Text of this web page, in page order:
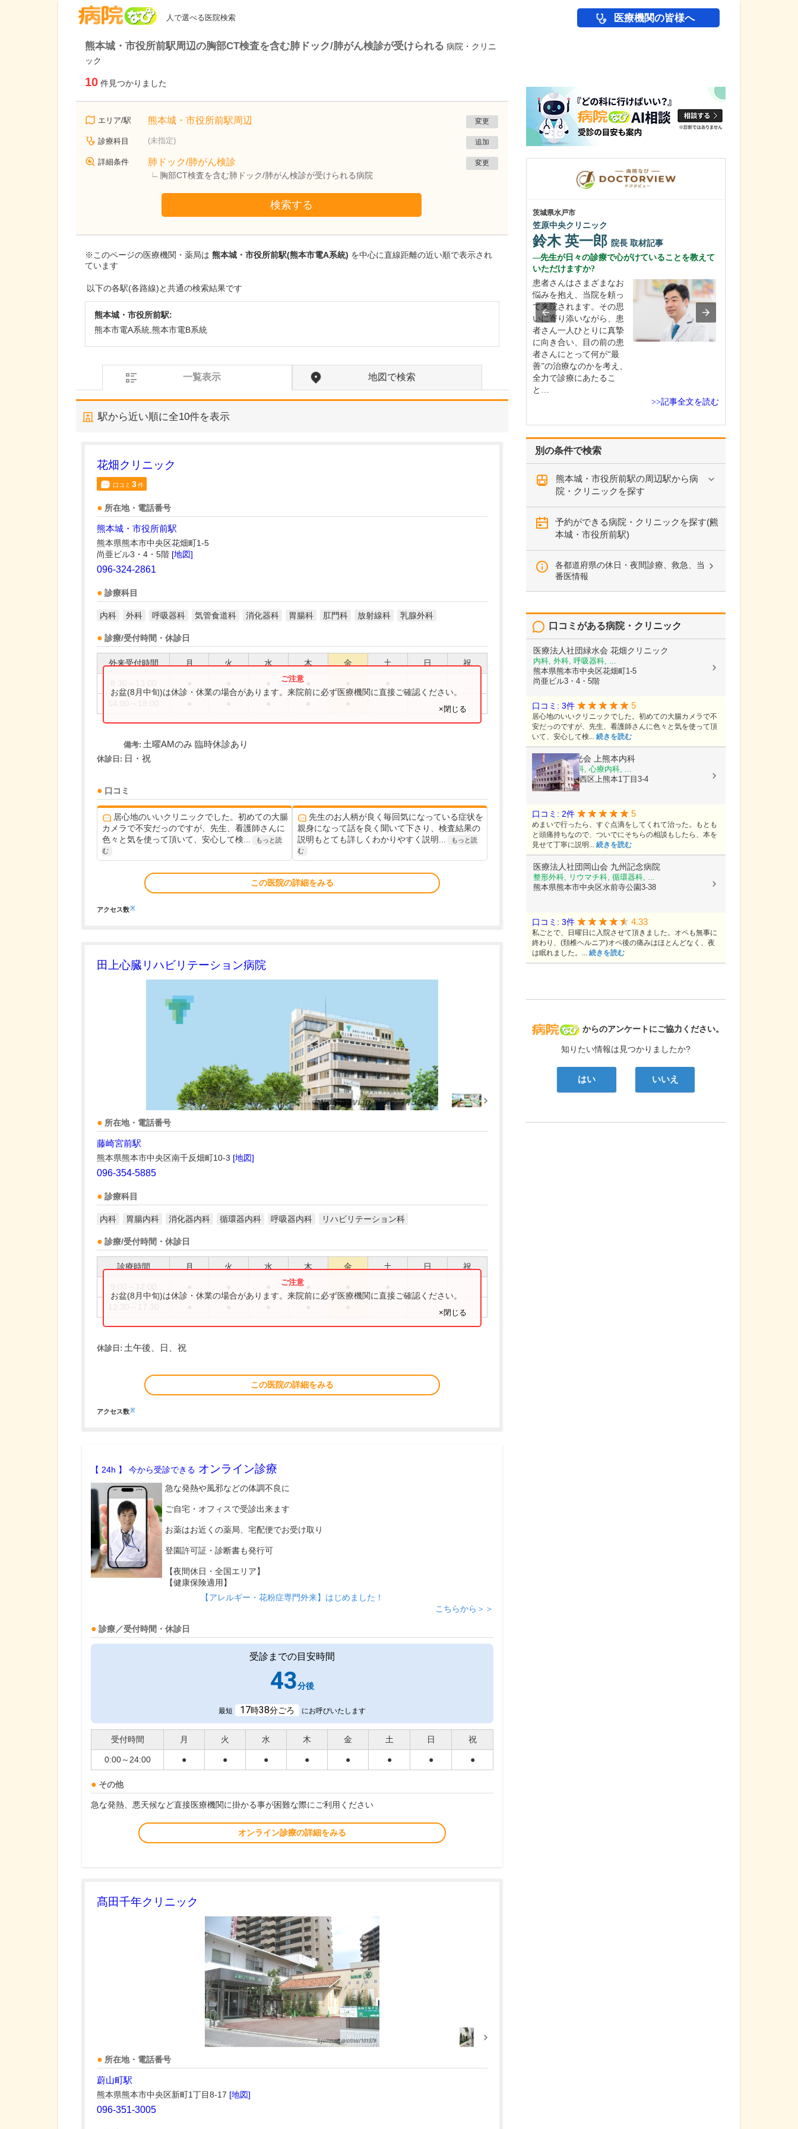
人で選べる医院検索 医療機関の皆様へ
熊本城・市役所前駅周辺の胸部CT検査を含む肺ドック/肺がん検診が受けられる 病院・クリニ
ック
10 件見つかりました
エリア/駅 熊本城・市役所前駅周辺 変更
診療科目 (未指定) 追加
詳細条件 肺ドック/肺がん検診
胸部CT検査を含む肺ドック/肺がん検診が受けられる病院
変更
検索する
※このページの医療機関・薬局は 熊本城・市役所前駅(熊本市電A系統) を中心に直線距離の近い順で表示され
ています
以下の各駅(各路線)と共通の検索結果です
熊本城・市役所前駅:
熊本市電A系統,熊本市電B系統
一覧表示 地図で検索
駅から近い順に全10件を表示
花畑クリニック
口コミ 3件
所在地・電話番号
熊本城・市役所前駅
熊本県熊本市中央区花畑町1-5
尚亜ビル3・4・5階 [地図]
096-324-2861
診療科目
内科 外科 呼吸器科 気管食道科 消化器科 胃腸科 肛門科 放射線科 乳腺外科
診療/受付時間・休診日
外来受付時間 月 火 水 木 金 土 日 祝
お盆(8月中旬)は休診・休業の場合があります。来院前に必ず医療機関に直接ご確認ください。
×閉じる
備考: 土曜AMのみ 臨時休診あり
休診日: 日・祝
口コミ
居心地のいいクリニックでした。初めての大腸
カメラで不安だっのですが、先生、看護師さんに
色々と気を使って頂いて、安心して検...
もっと読
む
先生のお人柄が良く毎回気になっている症状を
親身になって話を良く聞いて下さり、検査結果の
説明もとても詳しくわかりやすく説明...
もっと読
む
この医院の詳細をみる
アクセス数※
田上心臓リハビリテーション病院
所在地・電話番号
藤崎宮前駅
熊本県熊本市中央区南千反畑町10-3 [地図]
096-354-5885
診療科目
内科 胃腸内科 消化器内科 循環器内科 呼吸器内科 リハビリテーション科
診療/受付時間・休診日
診療時間 月 火 水 木 金 土 日 祝
お盆(8月中旬)は休診・休業の場合があります。来院前に必ず医療機関に直接ご確認ください。
×閉じる
休診日: 土午後、日、祝
この医院の詳細をみる
アクセス数※
【 24h 】 今から受診できる オンライン診療
急な発熱や風邪などの体調不良に
ご自宅・オフィスで受診出来ます
お薬はお近くの薬局、宅配便でお受け取り
登園許可証・診断書も発行可
【夜間休日・全国エリア】
【健康保険適用】
【アレルギー・花粉症専門外来】はじめました！
こちらから＞＞
診療／受付時間・休診日
受診までの目安時間
43分後
最短 17時38分ごろ にお呼びいたします
受付時間 月 火 水 木 金 土 日 祝
0:00～24:00 ● ● ● ● ● ● ● ●
その他
急な発熱、悪天候など直接医療機関に掛かる事が困難な際にご利用ください
オンライン診療の詳細をみる
髙田千年クリニック
所在地・電話番号
蔚山町駅
熊本県熊本市中央区新町1丁目8-17 [地図]
096-351-3005
別の条件で検索
熊本城・市役所前駅の周辺駅から病
院・クリニックを探す
予約ができる病院・クリニックを探す(熊
本城・市役所前駅)
各都道府県の休日・夜間診療、救急、当
番医情報
病院なび
からのアンケートにご協力ください。
知りたい情報は見つかりましたか?
はい いいえ
口コミがある病院・クリニック
医療法人社団緑水会 花畑クリニック
内科, 外科, 呼吸器科, ...
熊本県熊本市中央区花畑町1-5
尚亜ビル3・4・5階
口コミ: 3件 5
居心地のいいクリニックでした。初めての大腸カメラで不
安だっのですが、先生、看護師さんに色々と気を使って頂
いて、安心して検... 続きを読む
医療法人陽光会 上熊本内科
内科, 神経内科, 心療内科, ...
熊本県熊本市西区上熊本1丁目3-4
口コミ: 2件 5
めまいで行ったら、すぐ点滴をしてくれて治った。もとも
と頭痛持ちなので、ついでにそちらの相談もしたら、本を
見せて丁寧に説明... 続きを読む
医療法人社団岡山会 九州記念病院
整形外科, リウマチ科, 循環器科, ...
熊本県熊本市中央区水前寺公園3-38
口コミ: 3件 4.33
私ごとで、日曜日に入院させて頂きました。オペも無事に
終わり、(頚椎ヘルニア)オペ後の痛みはほとんどなく、夜
は眠れました。... 続きを読む
大学病院で要職を担ってきた先生が開業を決め
ます。大学病院で後進の
育成に取り組みつつ、高
度…
>>記事全文を読む
茨城県水戸市
笠原中央クリニック
鈴木 英一郎 院長 取材記事
先生が日々の診療で心がけていることを教えて
いただけますか?
患者さんはさまざまなお
悩みを抱え、当院を頼っ
て来院されます。その思
いに寄り添いながら、患
者さん一人ひとりに真摯
に向き合い、目の前の患
者さんにとって何が“最
善”の治療なのかを考え、
全力で診療にあたるこ
と…
>>記事全文を読む